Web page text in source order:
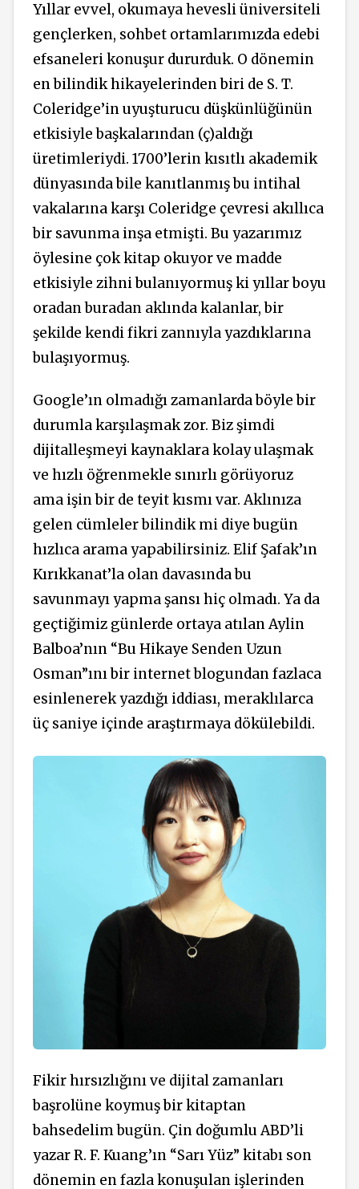
Yıllar evvel, okumaya hevesli üniversiteli
gençlerken, sohbet ortamlarımızda edebi
efsaneleri konuşur dururduk. O dönemin
en bilindik hikayelerinden biri de S. T.
Coleridge’in uyuşturucu düşkünlüğünün
etkisiyle başkalarından (ç)aldığı
üretimleriydi. 1700’lerin kısıtlı akademik
dünyasında bile kanıtlanmış bu intihal
vakalarına karşı Coleridge çevresi akıllıca
bir savunma inşa etmişti. Bu yazarımız
öylesine çok kitap okuyor ve madde
etkisiyle zihni bulanıyormuş ki yıllar boyu
oradan buradan aklında kalanlar, bir
şekilde kendi fikri zannıyla yazdıklarına
bulaşıyormuş.
Google’ın olmadığı zamanlarda böyle bir
durumla karşılaşmak zor. Biz şimdi
dijitalleşmeyi kaynaklara kolay ulaşmak
ve hızlı öğrenmekle sınırlı görüyoruz
ama işin bir de teyit kısmı var. Aklınıza
gelen cümleler bilindik mi diye bugün
hızlıca arama yapabilirsiniz. Elif Şafak’ın
Kırıkkanat’la olan davasında bu
savunmayı yapma şansı hiç olmadı. Ya da
geçtiğimiz günlerde ortaya atılan Aylin
Balboa’nın “Bu Hikaye Senden Uzun
Osman”ını bir internet blogundan fazlaca
esinlenerek yazdığı iddiası, meraklılarca
üç saniye içinde araştırmaya dökülebildi.
Fikir hırsızlığını ve dijital zamanları
başrolüne koymuş bir kitaptan
bahsedelim bugün. Çin doğumlu ABD’li
yazar R. F. Kuang’ın “Sarı Yüz” kitabı son
dönemin en fazla konuşulan işlerinden